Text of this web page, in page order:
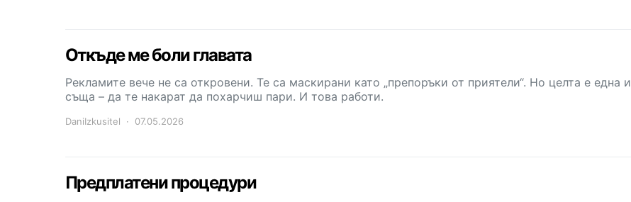
Откъде ме боли главата
Рекламите вече не са откровени. Те са маскирани като „препоръки от приятели“. Но целта е една и
съща – да те накарат да похарчиш пари. И това работи.
DaniIzkusitel 07.05.2026
Предплатени процедури